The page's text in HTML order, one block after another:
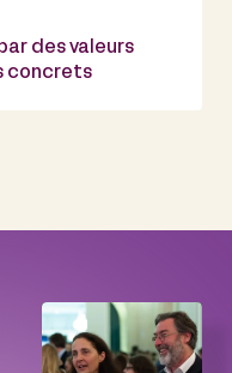
des valeurs
concrets